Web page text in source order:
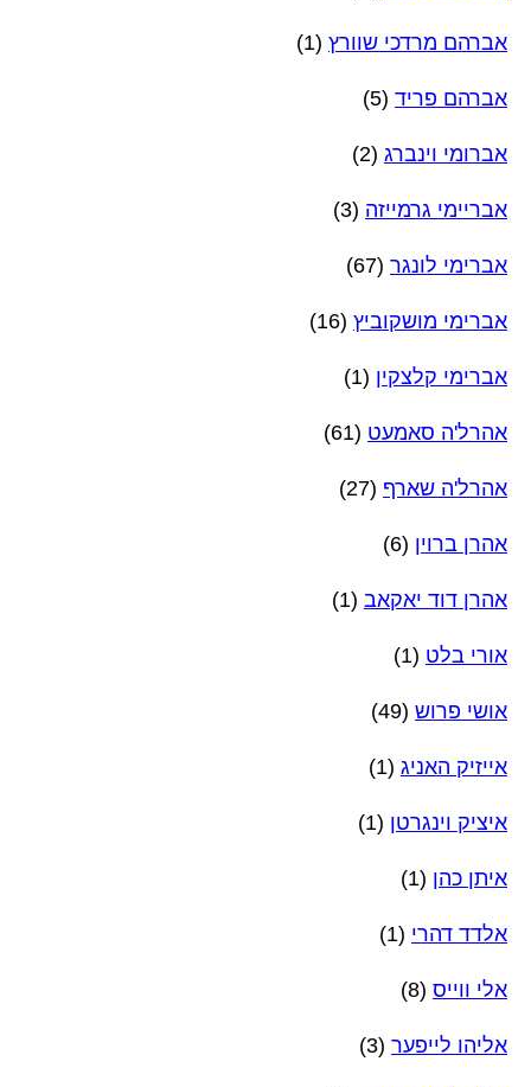
אברהם מרדכי שוורץ (1)
אברהם פריד (5)
אברומי וינברג (2)
אבריימי גרמייזה (3)
אברימי לונגר (67)
אברימי מושקוביץ (16)
אברימי קלצקין (1)
אהרל'ה סאמעט (61)
אהרל'ה שארף (27)
אהרן ברוין (6)
אהרן דוד יאקאב (1)
אורי בלט (1)
אושי פרוש (49)
אייזיק האניג (1)
איציק וינגרטן (1)
איתן כהן (1)
אלדד דהרי (1)
אלי ווייס (8)
אליהו לייפער (3)